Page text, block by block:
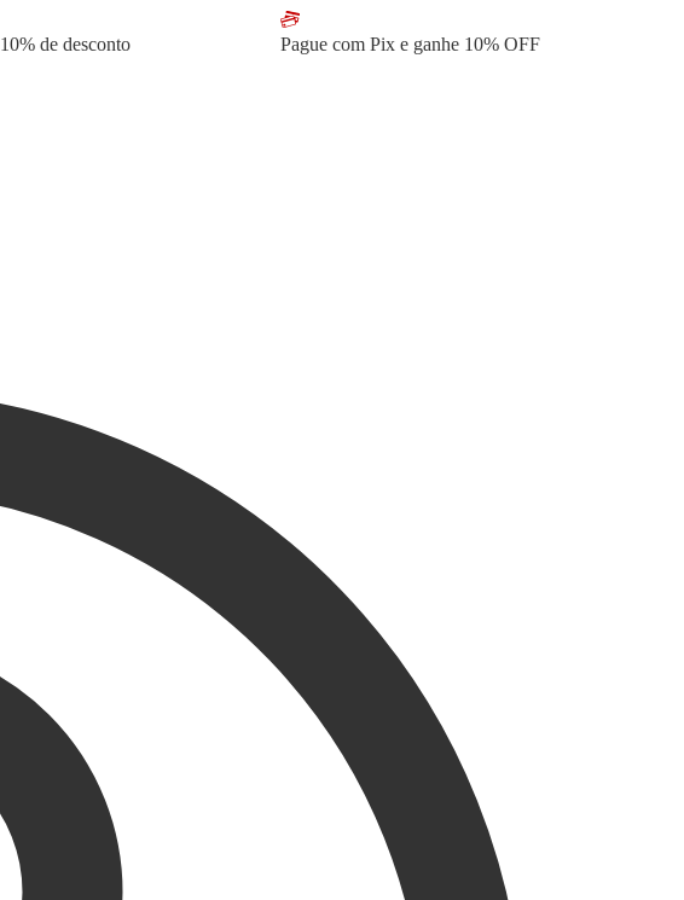
10% de desconto Pague com Pix e ganhe 10% OFF